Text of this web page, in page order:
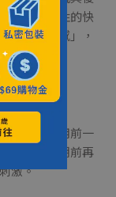
帶來節奏性的快
程的變化感」，
嗎？
設計，使用前一
適應，高潮前再
激。